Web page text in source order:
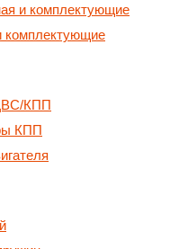
и комплектующие
комплектующие
КПП
КПП